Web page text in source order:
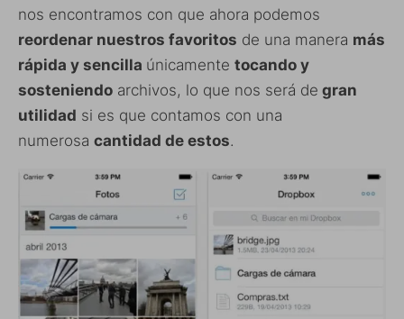
nos encontramos con que ahora podemos
reordenar nuestros favoritos de una manera más
rápida y sencilla únicamente tocando y
sosteniendo archivos, lo que nos será de gran
utilidad si es que contamos con una
numerosa cantidad de estos.